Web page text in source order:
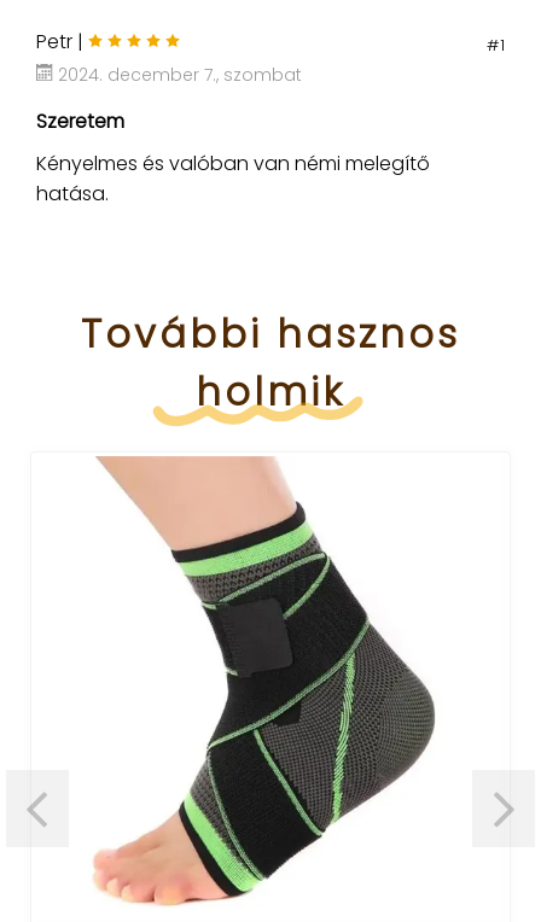
#1
Petr |
2024. december 7., szombat
Szeretem
Kényelmes és valóban van némi melegítő
hatása.
További hasznos
holmik